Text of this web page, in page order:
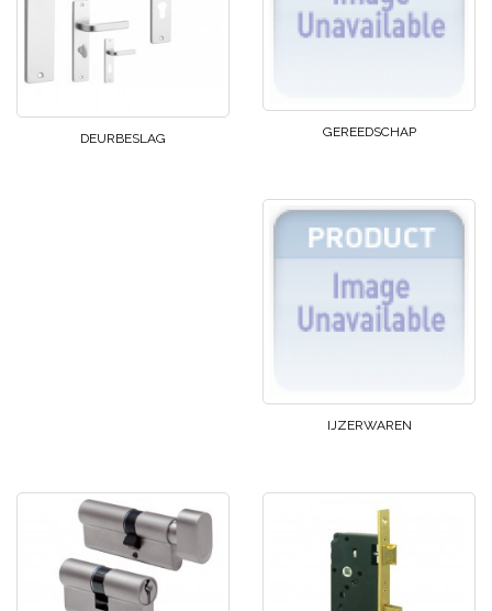
DEURBESLAG GEREEDSCHAP
IJZERWAREN